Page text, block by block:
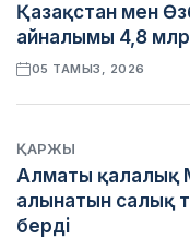
Қазақстан мен
айналымы 4,8
05 ТАМЫЗ, 2026
ҚАРЖЫ
Алматы қалалық
алынатын салық
берді